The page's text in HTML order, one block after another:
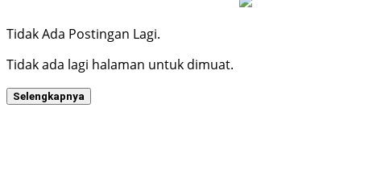
Tidak Ada Postingan Lagi.
Tidak ada lagi halaman untuk dimuat.
Selengkapnya